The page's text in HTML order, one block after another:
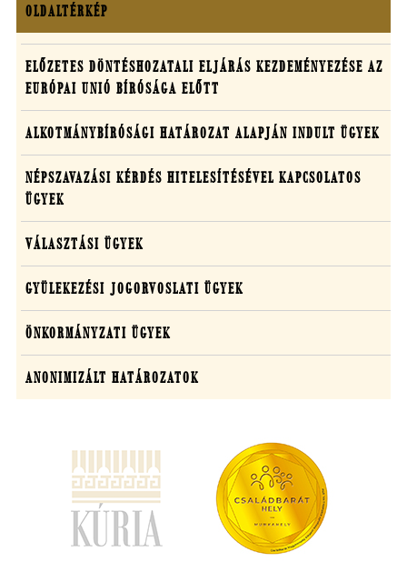
Oldaltérkép
OLDALTÉRKÉP
Határozatok
egyedi
ügyekben
ELŐZETES DÖNTÉSHOZATALI ELJÁRÁS KEZDEMÉNYEZÉSE AZ
EURÓPAI UNIÓ BÍRÓSÁGA ELŐTT
ALKOTMÁNYBÍRÓSÁGI HATÁROZAT ALAPJÁN INDULT ÜGYEK
NÉPSZAVAZÁSI KÉRDÉS HITELESÍTÉSÉVEL KAPCSOLATOS
ÜGYEK
VÁLASZTÁSI ÜGYEK
GYÜLEKEZÉSI JOGORVOSLATI ÜGYEK
ÖNKORMÁNYZATI ÜGYEK
ANONIMIZÁLT HATÁROZATOK